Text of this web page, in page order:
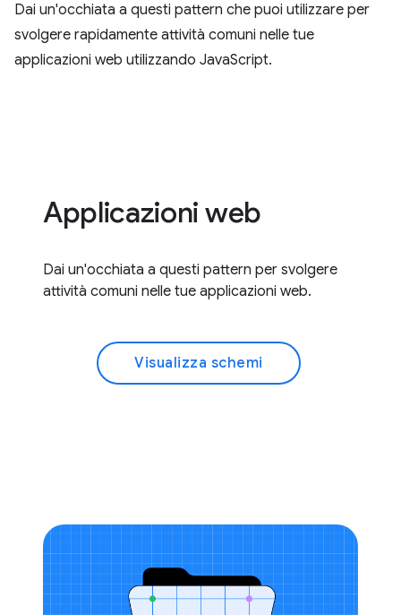
Dai un'occhiata a questi pattern che puoi utilizzare per
svolgere rapidamente attività comuni nelle tue
applicazioni web utilizzando JavaScript.
Applicazioni web
Dai un'occhiata a questi pattern per svolgere
attività comuni nelle tue applicazioni web.
Visualizza schemi